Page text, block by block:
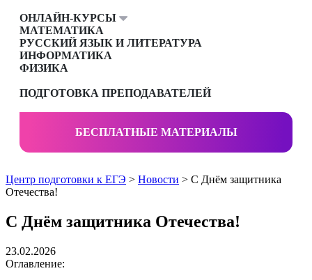
ОНЛАЙН-КУРСЫ
МАТЕМАТИКА
РУССКИЙ ЯЗЫК И ЛИТЕРАТУРА
ИНФОРМАТИКА
ФИЗИКА
ПОДГОТОВКА ПРЕПОДАВАТЕЛЕЙ
БЕСПЛАТНЫЕ МАТЕРИАЛЫ
Центр подготовки к ЕГЭ > Новости > С Днём защитника
Отечества!
С Днём защитника Отечества!
23.02.2026
Оглавление: